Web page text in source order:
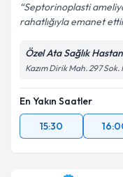
Septorinoplasti
rahatlığıyla emanet
Özel Ata Sağlık
Kazım Dirik Mah. 297
En Yakın Saatler
15:30